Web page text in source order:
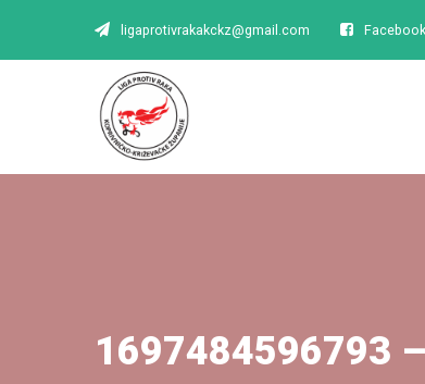
ligaprotivrakakckz@gmail.com
1697484596793